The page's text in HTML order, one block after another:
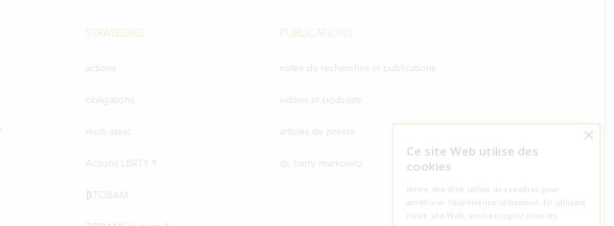
STRATEGIES
actions
obligations
multi asset
Actions LBRTY ®
₿TOBAM
PUBLICATIONS
notes de recherches et publications
vidéos et podcasts
articles de presse
dr. harry markowitz
×
Ce site Web utilise des
cookies
Notre site Web utilise des cookies pour
améliorer l'expérience utilisateur. En utilisant
notre site Web, vous acceptez tous les